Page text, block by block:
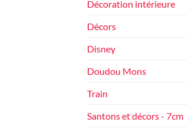
Décoration intérieure
Décors
Disney
Doudou Mons
Train
Santons et décors - 7cm